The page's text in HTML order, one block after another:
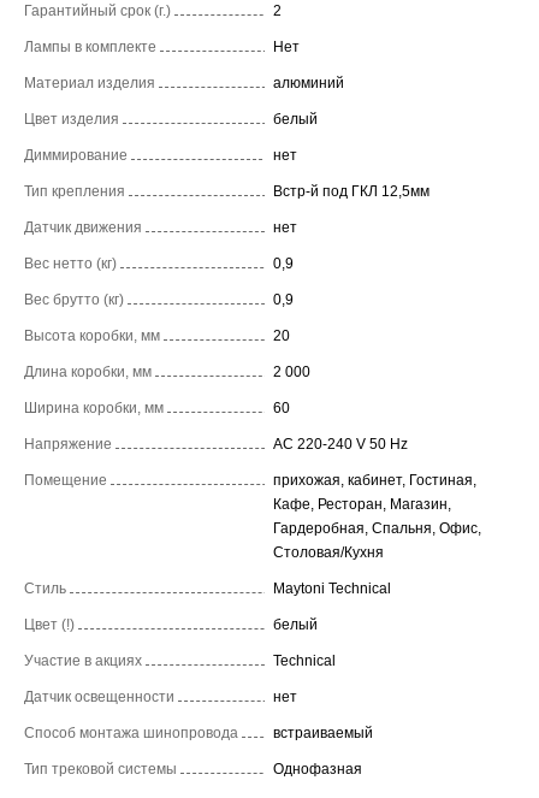
Гарантийный срок (г.) 2
Лампы в комплекте Нет
Материал изделия алюминий
Цвет изделия белый
Диммирование нет
Тип крепления Встр-й под ГКЛ 12,5мм
Датчик движения нет
Вес нетто (кг) 0,9
Вес брутто (кг) 0,9
Высота коробки, мм 20
Длина коробки, мм 2 000
Ширина коробки, мм 60
Напряжение AC 220-240 V 50 Hz
Помещение
прихожая, кабинет, Гостиная,
Кафе, Ресторан, Магазин,
Гардеробная, Спальня, Офис,
Столовая/Кухня
Стиль Maytoni Technical
Цвет (!) белый
Участие в акциях Technical
Датчик освещенности нет
Способ монтажа шинопровода встраиваемый
Тип трековой системы Однофазная